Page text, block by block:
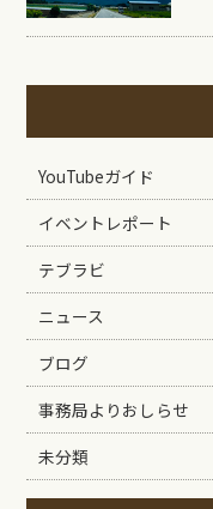
YouTubeガイド
イベントレポート
テブラビ
ニュース
ブログ
事務局よりおしらせ
未分類